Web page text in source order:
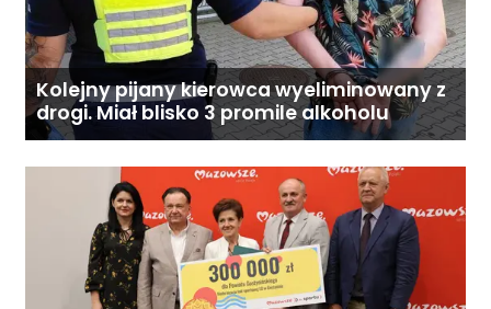
Kolejny pijany kierowca wyeliminowany z
drogi. Miał blisko 3 promile alkoholu